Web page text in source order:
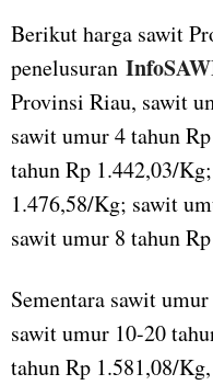
Berikut harga sawit
penelusuran
Provinsi Riau, sawit
sawit umur 4 tahun
tahun Rp 1.442,03/
1.476,58/Kg; sawit
sawit umur 8 tahun
Sementara sawit
sawit umur 10-20
tahun Rp 1.581,08/